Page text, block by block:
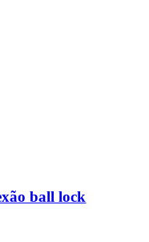
ball lock